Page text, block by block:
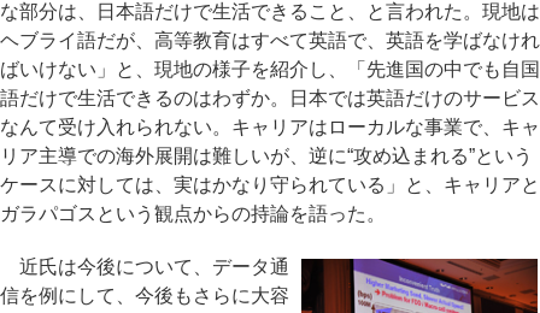
な部分は、日本語だけで生活できること、と言われた。現地は
ヘブライ語だが、高等教育はすべて英語で、英語を学ばなけれ
ばいけない」と、現地の様子を紹介し、「先進国の中でも自国
語だけで生活できるのはわずか。日本では英語だけのサービス
なんて受け入れられない。キャリアはローカルな事業で、キャ
リア主導での海外展開は難しいが、逆に“攻め込まれる”という
ケースに対しては、実はかなり守られている」と、キャリアと
ガラパゴスという観点からの持論を語った。
近氏は今後について、データ通
信を例にして、今後もさらに大容